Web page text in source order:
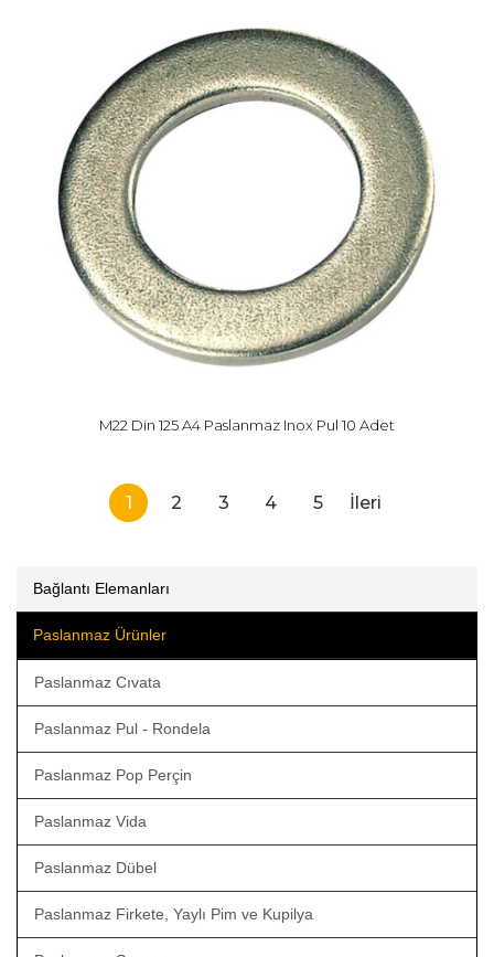
M22 Din 125 A4 Paslanmaz Inox Pul 10 Adet
1 2 3 4 5 İleri
Bağlantı Elemanları
Paslanmaz Ürünler
Paslanmaz Cıvata
Paslanmaz Pul - Rondela
Paslanmaz Pop Perçin
Paslanmaz Vida
Paslanmaz Dübel
Paslanmaz Firkete, Yaylı Pim ve Kupilya